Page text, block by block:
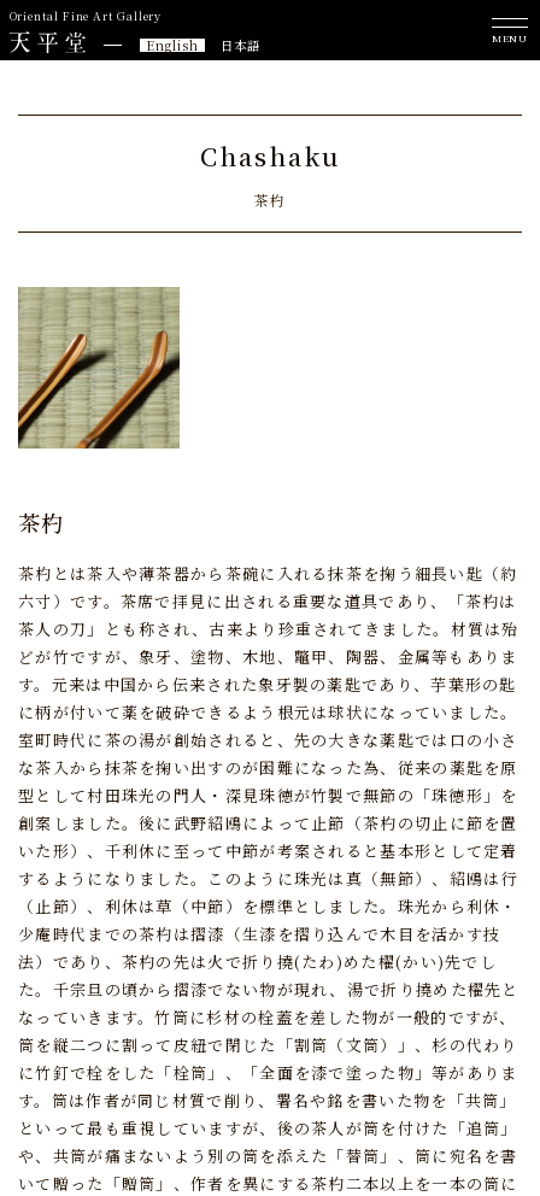
Oriental Fine Art Gallery
English 日本語 MENU
Chashaku
茶杓
茶杓
茶杓とは茶入や薄茶器から茶碗に入れる抹茶を掬う細長い匙（約
六寸）です。 茶席で拝見に出される重要な道具であり、
「茶杓は
茶人の刀」とも称され、古来より珍重されてきました。 材質は殆
どが竹ですが、象牙、塗物、木地、鼈甲、陶器、金属等もありま
す。 元来は中国から伝来された象牙製の薬匙であり、芋葉形の匙
に柄が付いて薬を破砕できるよう根元は球状になっていました。
室町時代に茶の湯が創始されると、 先の大きな薬匙では口の小さ
な茶入から抹茶を掬い出すのが困難になった為、 従来の薬匙を原
型として村田珠光の門人・深見珠徳が竹製で無節の「珠徳形」を
創案しました。後に武野紹鴎によって止節（茶杓の切止に節を置
いた形）、 千利休に至って中節が考案されると基本形として定着
するようになりました。 このように珠光は真（無節）、紹鴎は行
（止節）、利休は草（中節）を標準としました。 珠光から利休・
少庵時代までの茶杓は摺漆（生漆を摺り込んで木目を活かす技
法）であり、 茶杓の先は火で折り撓(たわ)めた櫂(かい)先でし
た。 千宗旦の頃から摺漆でない物が現れ、湯で折り撓めた櫂先と
なっていきます。竹筒に杉材の栓蓋を差した物が一般的ですが、
筒を縦二つに割って皮紐で閉じた「割筒（文筒）」、杉の代わり
に竹釘で栓をした「栓筒」、「全面を漆で塗った物」等がありま
す。 筒は作者が同じ材質で削り、署名や銘を書いた物を「共筒」
といって最も重視していますが、 後の茶人が筒を付けた「追筒」
や、共筒が痛まないよう別の筒を添えた「替筒」、 筒に宛名を書
いて贈った「贈筒」、作者を異にする茶杓二本以上を一本の筒に